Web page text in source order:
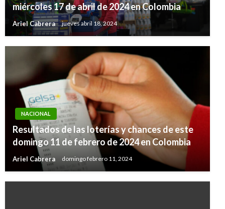
miércoles 17 de abril de 2024 en Colombia
Ariel Cabrera jueves abril 18, 2024
NACIONAL
Resultados de las loterías y chances de este
domingo 11 de febrero de 2024 en Colombia
Ariel Cabrera domingo febrero 11, 2024